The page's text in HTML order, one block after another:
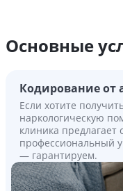
Основные
Кодирование от
Если хотите
наркологическую
клиника предлагает
профессиональный
— гарантируем.